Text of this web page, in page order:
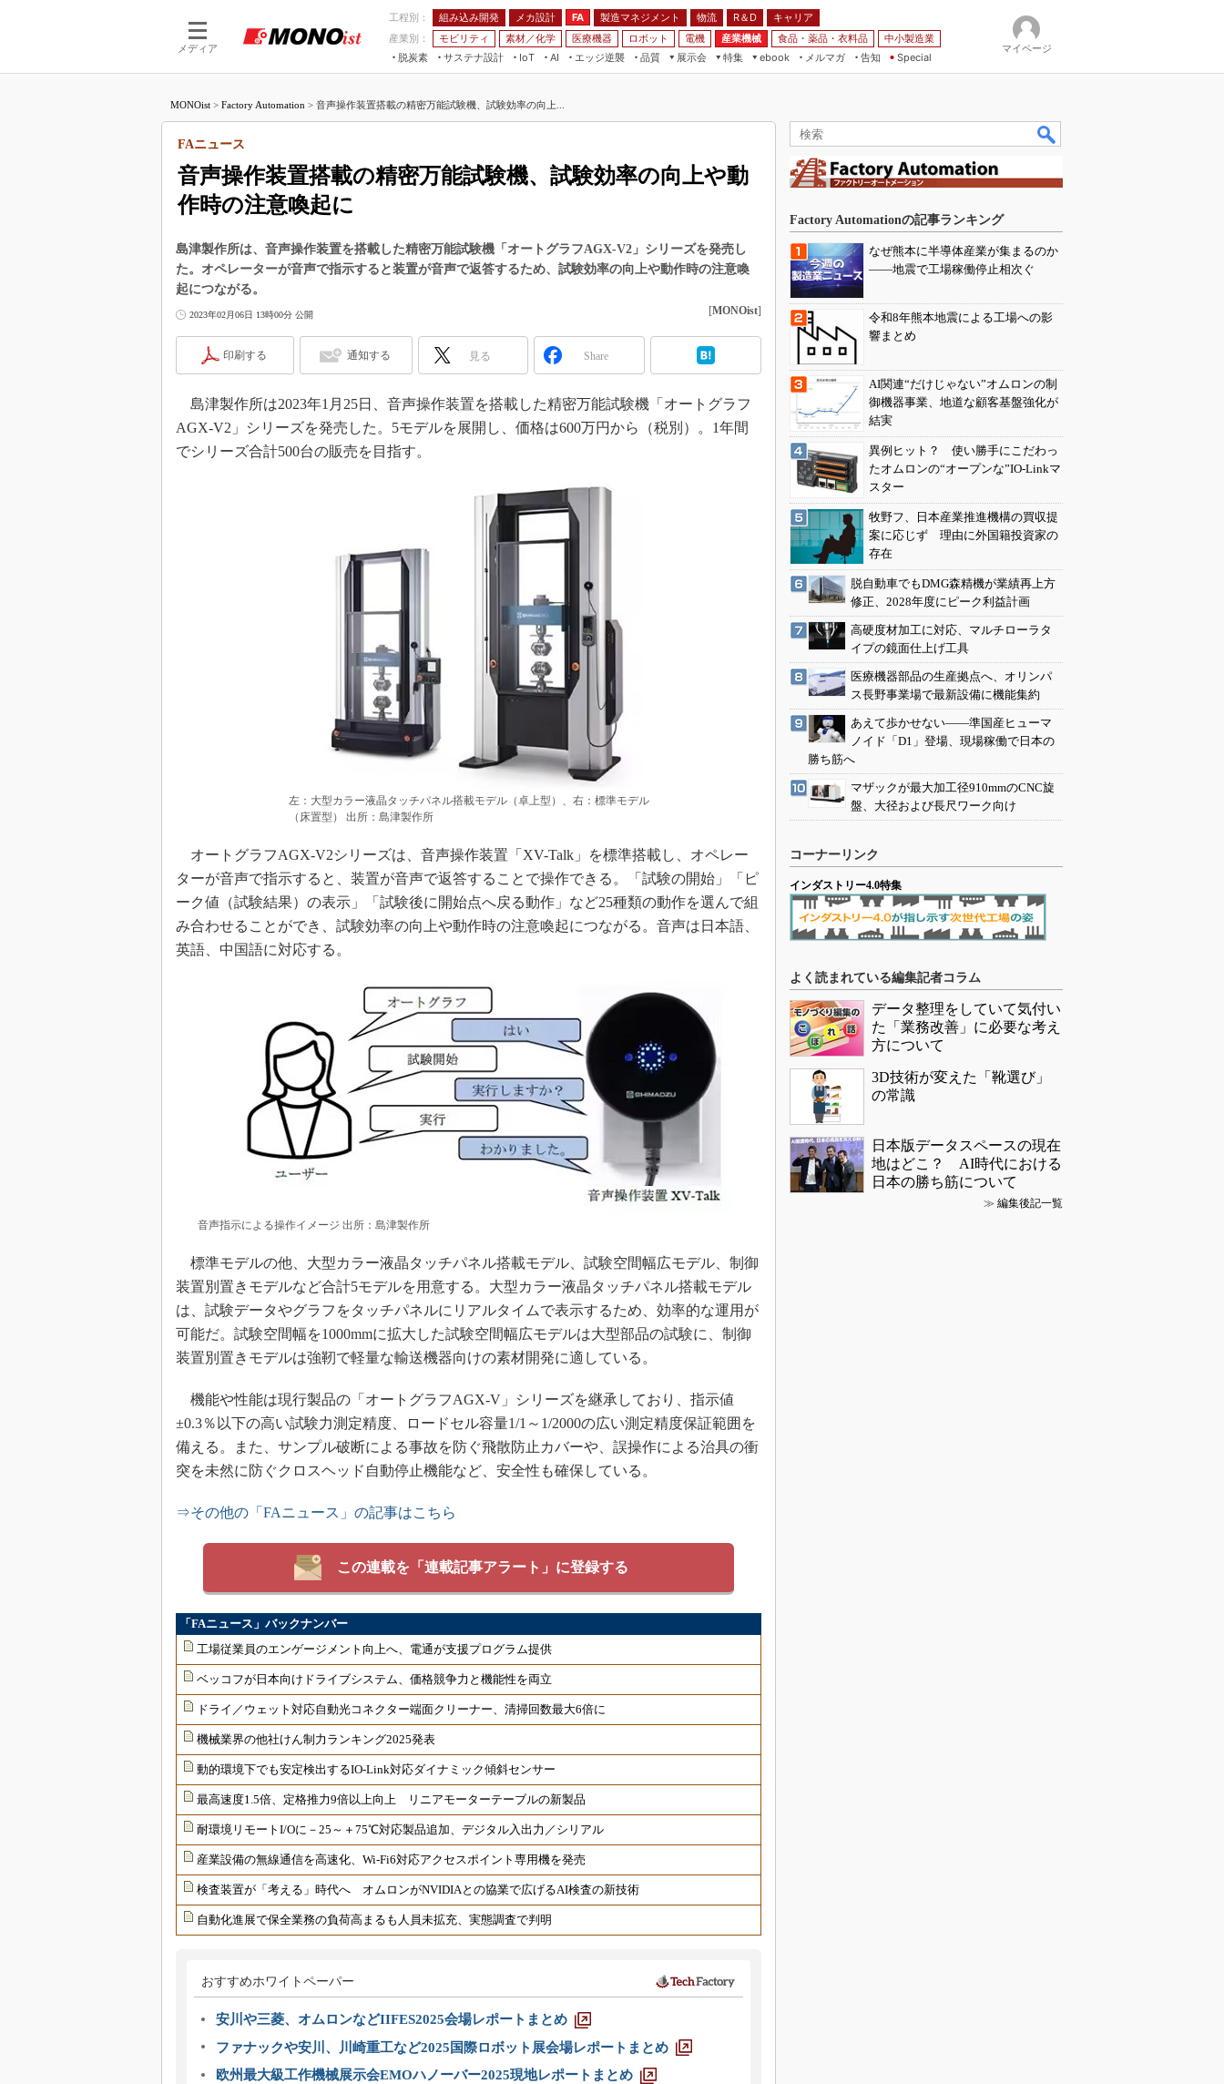
メディア
工程別： 組み込み開発 メカ設計 FA 製造マネジメント 物流 R＆D
キャリア
産業別：
モビリティ 素材／化学 医療機器 ロボット 電機 産業機械 食品・薬品・衣料品
中小製造業
脱炭素
サステナ設計
IoT
つながる工場
AI
AI×設備保全
エッジ逆襲 品質
展示会
JIMTOF
IIFES
TECHNO-FRONTIER
EdgeTech+
日本ものづくりワールド
AUTOMOTIVE WORLD
産業オープンネット展
特集
つながるクルマ
VR／AR
フィールドサービス
組み込み画像技術
組み込みモデリング
ISO26262
3Dプリンタ
インダストリー4.0
メイドインジャパン
植物工場
知財マネジメント
海外生産
グローバル設計・開発
制御セキュリティ
新型コロナへの対応
ebook
FA
モビリティ
メルマガ
告知 Special
マイページ
MONOist > Factory Automation > 音声操作装置搭載の精密万能試験機、試験効率の向上...
音声操作装置搭載の精密万能試験機、試験効率の向上や動
作時の注意喚起に
FAニュース
島津製作所は、音声操作装置を搭載した精密万能試験機「オートグラフAGX-V2」シリーズを発売し
た。オペレーターが音声で指示すると装置が音声で返答するため、試験効率の向上や動作時の注意喚
起につながる。
2023年02月06日 13時00分 公開 [MONOist]
印刷する 通知する 見る Share
島津製作所は2023年1月25日、音声操作装置を搭載した精密万能試験機「オートグラフ
AGX-V2」シリーズを発売した。5モデルを展開し、価格は600万円から（税別）。1年間
でシリーズ合計500台の販売を目指す。
左：大型カラー液晶タッチパネル搭載モデル（卓上型）、右：標準モデル
（床置型） 出所：島津製作所
オートグラフAGX-V2シリーズは、音声操作装置「XV-Talk」を標準搭載し、オペレー
ターが音声で指示すると、装置が音声で返答することで操作できる。「試験の開始」「ピ
ーク値（試験結果）の表示」「試験後に開始点へ戻る動作」など25種類の動作を選んで組
み合わせることができ、試験効率の向上や動作時の注意喚起につながる。音声は日本語、
英語、中国語に対応する。
音声指示による操作イメージ 出所：島津製作所
標準モデルの他、大型カラー液晶タッチパネル搭載モデル、試験空間幅広モデル、制御
装置別置きモデルなど合計5モデルを用意する。大型カラー液晶タッチパネル搭載モデル
は、試験データやグラフをタッチパネルにリアルタイムで表示するため、効率的な運用が
可能だ。試験空間幅を1000mmに拡大した試験空間幅広モデルは大型部品の試験に、制御
装置別置きモデルは強靭で軽量な輸送機器向けの素材開発に適している。
機能や性能は現行製品の「オートグラフAGX-V」シリーズを継承しており、指示値
±0.3％以下の高い試験力測定精度、ロードセル容量1/1～1/2000の広い測定精度保証範囲を
備える。また、サンプル破断による事故を防ぐ飛散防止カバーや、誤操作による治具の衝
突を未然に防ぐクロスヘッド自動停止機能など、安全性も確保している。
⇒その他の「FAニュース」の記事はこちら
この連載を「連載記事アラート」に登録する
「FAニュース」バックナンバー
工場従業員のエンゲージメント向上へ、電通が支援プログラム提供
ベッコフが日本向けドライブシステム、価格競争力と機能性を両立
ドライ／ウェット対応自動光コネクター端面クリーナー、清掃回数最大6倍に
機械業界の他社けん制力ランキング2025発表
動的環境下でも安定検出するIO-Link対応ダイナミック傾斜センサー
最高速度1.5倍、定格推力9倍以上向上 リニアモーターテーブルの新製品
耐環境リモートI/Oに－25～＋75℃対応製品追加、デジタル入出力／シリアル
産業設備の無線通信を高速化、Wi-Fi6対応アクセスポイント専用機を発売
検査装置が「考える」時代へ オムロンがNVIDIAとの協業で広げるAI検査の新技術
自動化進展で保全業務の負荷高まるも人員未拡充、実態調査で判明
おすすめホワイトペーパー
安川や三菱、オムロンなどIIFES2025会場レポートまとめ
ファナックや安川、川崎重工など2025国際ロボット展会場レポートまとめ
欧州最大級工作機械展示会EMOハノーバー2025現地レポートまとめ
Factory Automationの記事ランキング
なぜ熊本に半導体産業が集まるのか
――地震で工場稼働停止相次ぐ
令和8年熊本地震による工場への影
響まとめ
AI関連“だけじゃない”オムロンの制
御機器事業、地道な顧客基盤強化が
結実
異例ヒット？ 使い勝手にこだわっ
たオムロンの“オープンな”IO-Linkマ
スター
牧野フ、日本産業推進機構の買収提
案に応じず 理由に外国籍投資家の
存在
脱自動車でもDMG森精機が業績再上方
修正、2028年度にピーク利益計画
高硬度材加工に対応、マルチローラタ
イプの鏡面仕上げ工具
医療機器部品の生産拠点へ、オリンパ
ス長野事業場で最新設備に機能集約
あえて歩かせない――準国産ヒューマ
ノイド「D1」登場、現場稼働で日本の
勝ち筋へ
マザックが最大加工径910mmのCNC旋
盤、大径および長尺ワーク向け
コーナーリンク
インダストリー4.0特集
よく読まれている編集記者コラム
データ整理をしていて気付い
た「業務改善」に必要な考え
方について
3D技術が変えた「靴選び」
の常識
日本版データスペースの現在
地はどこ？ AI時代における
日本の勝ち筋について
≫ 編集後記一覧